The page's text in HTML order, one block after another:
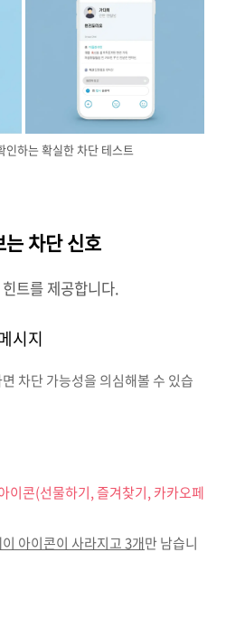
인하는 확실한 차단 테스트
차단 신호
트를 제공합니다.
시지
차단 가능성을 의심해볼 수 있습
이콘(선물하기, 즐겨찾기, 카카오페
아이콘이 사라지고 3개만 남습니